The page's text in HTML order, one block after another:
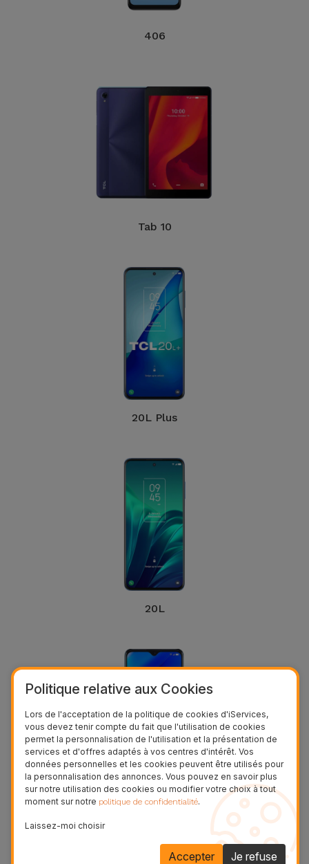
406
Tab 10
20L Plus
20L
20 SE
Voir plus
Politique relative aux Cookies
Lors de l'acceptation de la politique de cookies d'iServices,
vous devez tenir compte du fait que l'utilisation de cookies
permet la personnalisation de l'utilisation et la présentation de
services et d'offres adaptés à vos centres d'intérêt. Vos
données personnelles et les cookies peuvent être utilisés pour
la personnalisation des annonces. Vous pouvez en savoir plus
sur notre utilisation des cookies ou modifier votre choix à tout
moment sur notre politique de confidentialité.
Laissez-moi choisir
Je refuse
Accepter